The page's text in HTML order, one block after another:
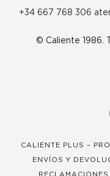
+34 667 768 306
© Caliente 1986.
CALIENTE PLUS –
ENVÍOS Y
RECLAMACIONES